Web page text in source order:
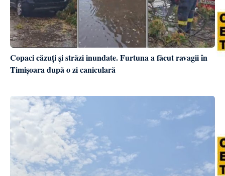
Copaci căzuți și străzi inundate. Furtuna a făcut ravagii în
Timișoara după o zi caniculară